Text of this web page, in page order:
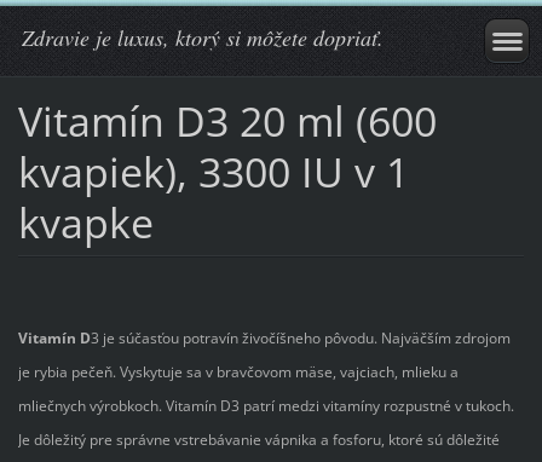
Zdravie je luxus, ktorý si môžete dopriať.
Vitamín D3 20 ml (600
kvapiek), 3300 IU v 1
kvapke
Vitamín D3 je súčasťou potravín živočíšneho pôvodu. Najväčším zdrojom
je rybia pečeň. Vyskytuje sa v bravčovom mäse, vajciach, mlieku a
mliečnych výrobkoch. Vitamín D3 patrí medzi vitamíny rozpustné v tukoch.
Je dôležitý pre správne vstrebávanie vápnika a fosforu, ktoré sú dôležité